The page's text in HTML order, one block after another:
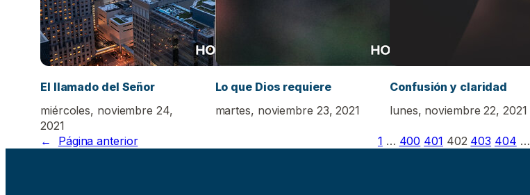
El llamado del Señor
miércoles, noviembre 24,
2021
Lo que Dios requiere
martes, noviembre 23, 2021
Confusión y claridad
lunes, noviembre 22, 2021
← Página anterior 1 … 400 401 402 403 404 …